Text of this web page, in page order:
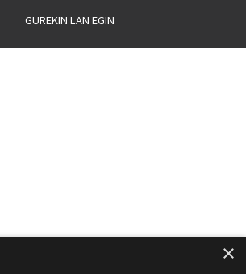
GUREKIN LAN EGIN
×